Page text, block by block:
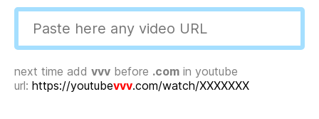
next time add vvv before .com in youtube
url: https://youtubevvv.com/watch/XXXXXXX